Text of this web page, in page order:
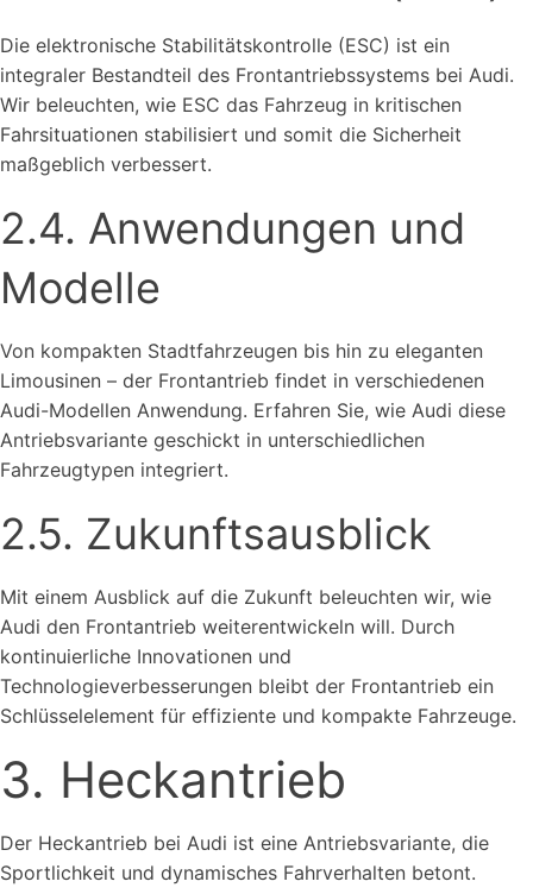
Die elektronische Stabilitätskontrolle (ESC) ist ein
integraler Bestandteil des Frontantriebssystems bei Audi.
Wir beleuchten, wie ESC das Fahrzeug in kritischen
Fahrsituationen stabilisiert und somit die Sicherheit
maßgeblich verbessert.
2.4. Anwendungen und
Modelle
Von kompakten Stadtfahrzeugen bis hin zu eleganten
Limousinen – der Frontantrieb findet in verschiedenen
Audi-Modellen Anwendung. Erfahren Sie, wie Audi diese
Antriebsvariante geschickt in unterschiedlichen
Fahrzeugtypen integriert.
2.5. Zukunftsausblick
Mit einem Ausblick auf die Zukunft beleuchten wir, wie
Audi den Frontantrieb weiterentwickeln will. Durch
kontinuierliche Innovationen und
Technologieverbesserungen bleibt der Frontantrieb ein
Schlüsselelement für effiziente und kompakte Fahrzeuge.
3. Heckantrieb
Der Heckantrieb bei Audi ist eine Antriebsvariante, die
Sportlichkeit und dynamisches Fahrverhalten betont.